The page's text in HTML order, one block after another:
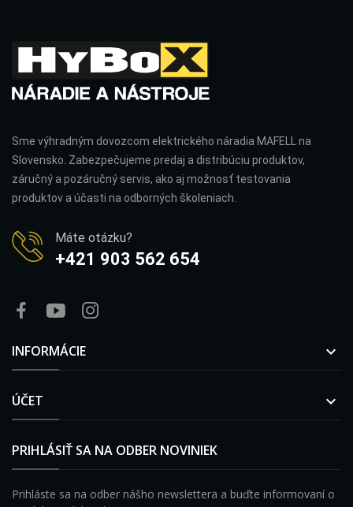
Sme výhradným dovozcom elektrického náradia MAFELL na
Slovensko. Zabezpečujeme predaj a distribúciu produktov,
záručný a pozáručný servis, ako aj možnosť testovania
produktov a účasti na odborných školeniach.
Máte otázku?
+421 903 562 654
INFORMÁCIE 
ÚČET 
PRIHLÁSIŤ SA NA ODBER NOVINIEK
Prihláste sa na odber nášho newslettera a buďte informovaní o